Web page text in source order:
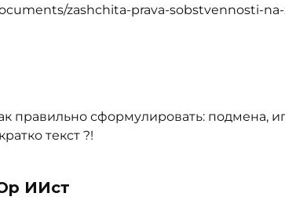
zashchita-prava-sobstvennosti-
правильно сформулировать: подмена,
текст ?!
ИИст